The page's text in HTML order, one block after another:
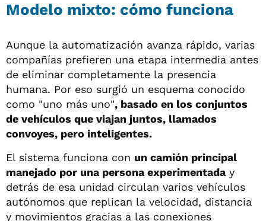
Modelo mixto: cómo funciona
Aunque la automatización avanza rápido, varias
compañías prefieren una etapa intermedia antes
de eliminar completamente la presencia
humana. Por eso surgió un esquema conocido
como "uno más uno", basado en los conjuntos
de vehículos que viajan juntos, llamados
convoyes, pero inteligentes.
El sistema funciona con un camión principal
manejado por una persona experimentaday
detrás de esa unidad circulan varios vehículos
autónomos que replican la velocidad, distancia
y movimientos gracias a las conexiones